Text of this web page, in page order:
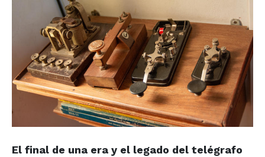
El final de una era y el legado del telégrafo